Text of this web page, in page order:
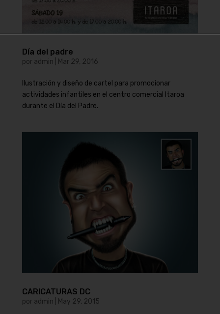
Día del padre
por admin Mar 29, 2016
Ilustración y diseño de cartel para promocionar
actividades infantiles en el centro comercial Itaroa
durante el Día del Padre.
CARICATURAS DC
por admin May 29, 2015